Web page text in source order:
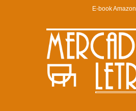
E-book Amazon